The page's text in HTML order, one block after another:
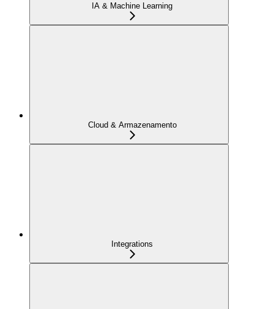
IA & Machine Learning
Cloud & Armazenamento
Integrations